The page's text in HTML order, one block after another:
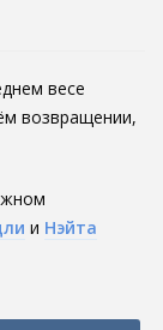
весе
возвращении,
и Нэйта